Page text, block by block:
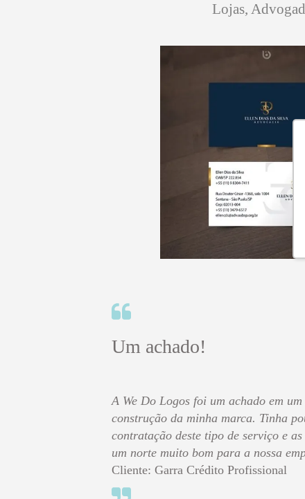
Lojas,
Um achado!
A We Do Logos foi um achado em um
construção da minha marca. Tinha
contratação deste tipo de serviço e
um norte muito bom para a nossa
Cliente: Garra Crédito Profissional